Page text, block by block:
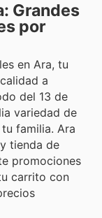
Grandes
por
en Ara, tu
a
del 13 de
variedad de
familia. Ara
tienda de
promociones
carrito con